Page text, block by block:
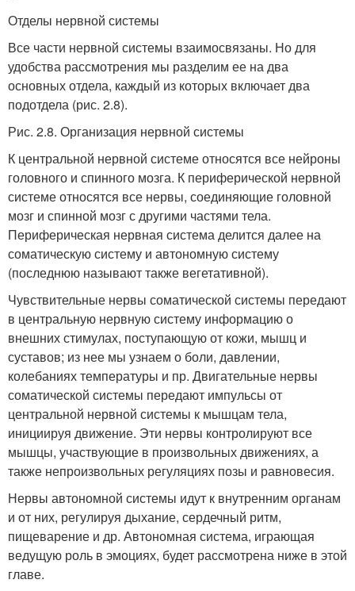
Отделы нервной системы
Все части нервной системы взаимосвязаны. Но для
удобства рассмотрения мы разделим ее на два
основных отдела, каждый из которых включает два
подотдела (рис. 2.8).
Рис. 2.8. Организация нервной системы
К центральной нервной системе относятся все нейроны
головного и спинного мозга. К периферической нервной
системе относятся все нервы, соединяющие головной
мозг и спинной мозг с другими частями тела.
Периферическая нервная система делится далее на
соматическую систему и автономную систему
(последнюю называют также вегетативной).
Чувствительные нервы соматической системы передают
в центральную нервную систему информацию о
внешних стимулах, поступающую от кожи, мышц и
суставов; из нее мы узнаем о боли, давлении,
колебаниях температуры и пр. Двигательные нервы
соматической системы передают импульсы от
центральной нервной системы к мышцам тела,
инициируя движение. Эти нервы контролируют все
мышцы, участвующие в произвольных движениях, а
также непроизвольных регуляциях позы и равновесия.
Нервы автономной системы идут к внутренним органам
и от них, регулируя дыхание, сердечный ритм,
пищеварение и др. Автономная система, играющая
ведущую роль в эмоциях, будет рассмотрена ниже в этой
главе.